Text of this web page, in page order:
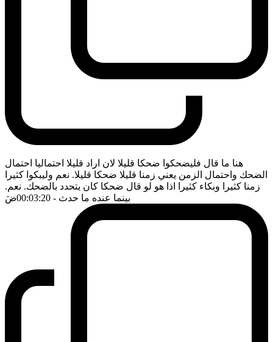
هنا ما قال فليضحكوا ضحكا قليلا لان اراد قليلا احتماليا احتمال
الضحك واحتمال الزمن يعني زمنا قليلا ضحكا قليلا. نعم وليبكوا كثيرا
زمنا كثيرا وبكاء كثيرا اذا هو لو قال ضحكا كان يتحدد بالضحك. نعم.
بينما عنده ما حدث - 00:03:20 ضَ